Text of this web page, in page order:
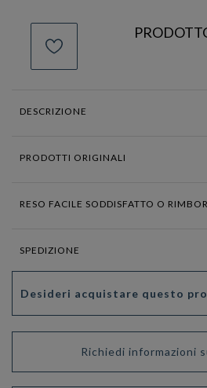
DESCRIZIONE
PRODOTTI ORIGINALI
RESO FACILE SODDISFATTO O
SPEDIZIONE
Desideri acquistare questo
Richiedi informazioni